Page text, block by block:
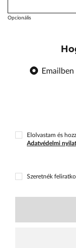
Opcionális
Elolvastam és
Adatvédelmi
Szeretnék